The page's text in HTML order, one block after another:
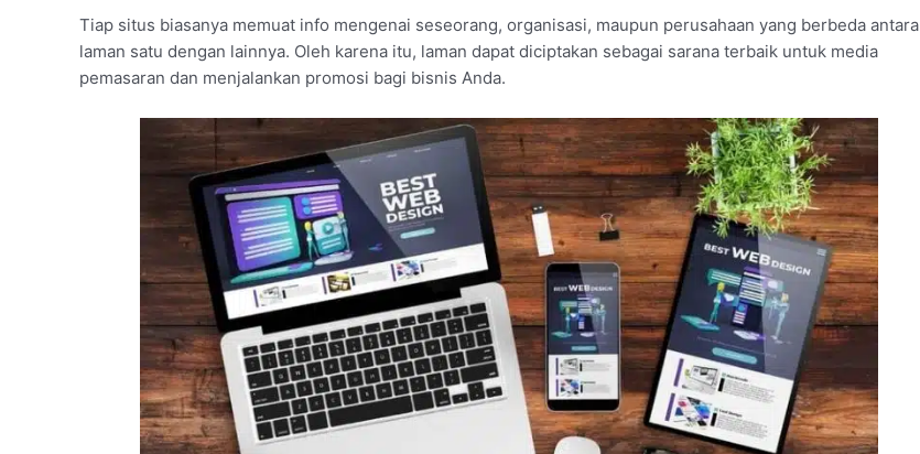
Tiap situs biasanya memuat info mengenai seseorang, organisasi, maupun perusahaan yang berbeda antara
laman satu dengan lainnya. Oleh karena itu, laman dapat diciptakan sebagai sarana terbaik untuk media
pemasaran dan menjalankan promosi bagi bisnis Anda.